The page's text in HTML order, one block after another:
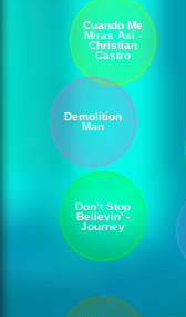
Cuando Me
Miras Así -
Christian
Castro
Demolition
Man
Don’t Stop
Believin’ -
Journey